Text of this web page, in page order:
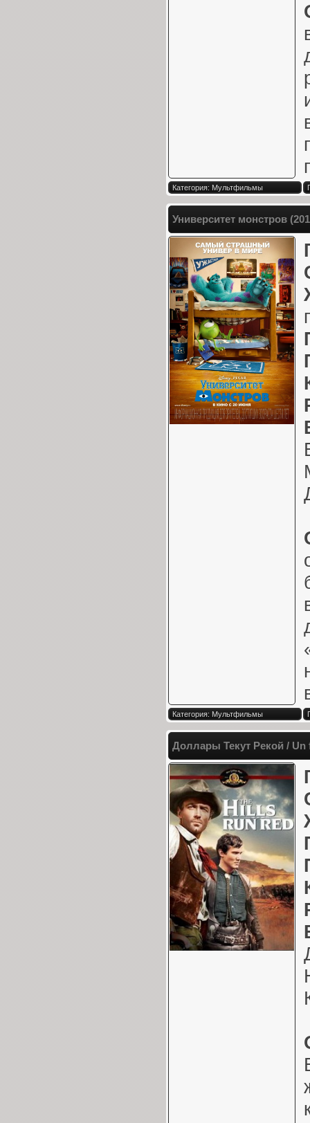
Категория: Мультфильмы
Университет монстров
Категория: Мультфильмы
Доллары Текут Рекой / Un